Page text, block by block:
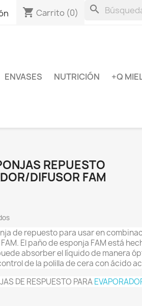
shopping_cart Carrito (0) search
ENVASES NUTRICIÓN +Q
REPUESTO
DIFUSOR FAM
de repuesto para usar en
El paño de esponja FAM está
absorber el líquido de manera
de la polilla de cera con ácido
DE RESPUESTO PARA